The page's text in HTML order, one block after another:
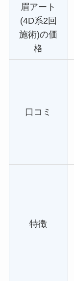
眉アート
(4D系2回
施術)の価
格
口コミ
特徴